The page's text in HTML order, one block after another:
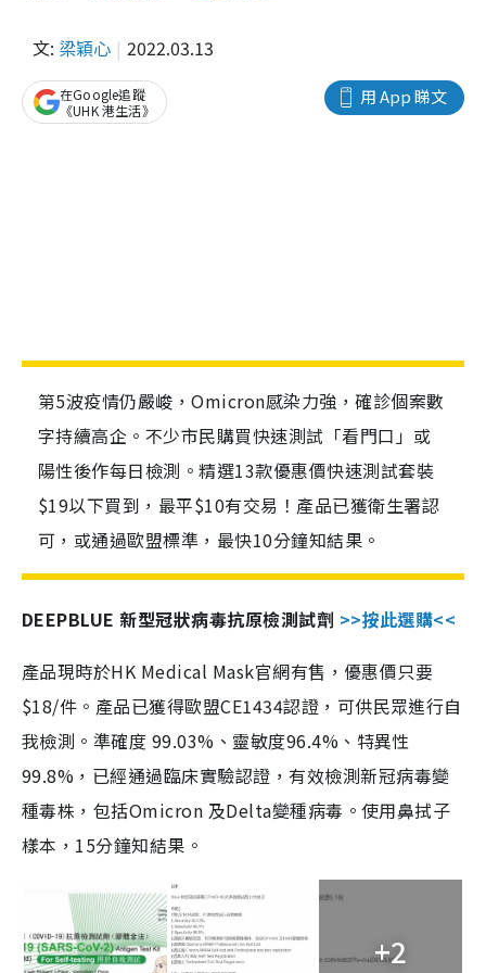
文: 梁穎心 2022.03.13
用 App 睇文
在Google追蹤
《UHK 港生活》
第5波疫情仍嚴峻，Omicron感染力強，確診個案數
字持續高企。不少市民購買快速測試「看門口」或
陽性後作每日檢測。精選13款優惠價快速測試套裝
$19以下買到，最平$10有交易！產品已獲衛生署認
可，或通過歐盟標準，最快10分鐘知結果。
DEEPBLUE 新型冠狀病毒抗原檢測試劑 >>按此選購<<
產品現時於HK Medical Mask官網有售，優惠價只要
$18/件。產品已獲得歐盟CE1434認證，可供民眾進行自
我檢測。準確度 99.03%、靈敏度96.4%、特異性
99.8%，已經通過臨床實驗認證，有效檢測新冠病毒變
種毒株，包括Omicron 及Delta變種病毒。使用鼻拭子
樣本，15分鐘知結果。
+2